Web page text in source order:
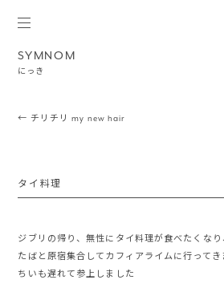
SYMNOM
にっき
Post navigation
← チリチリ my new hair
タイ料理
ジブリの帰り、無性にタイ料理が食べたくなり
たばと原宿集合してカフィアライムに行ってき
ちいも遅れて参上しました